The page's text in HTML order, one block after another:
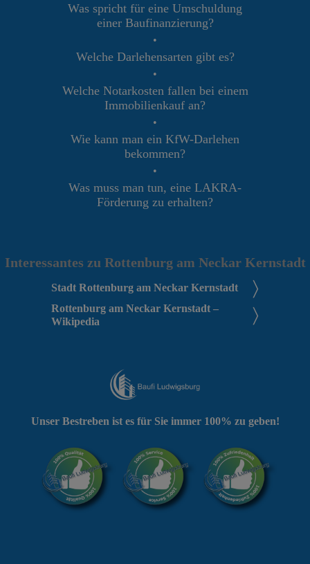
Was spricht für eine Umschuldung
einer Baufinanzierung?
•
Welche Darlehensarten gibt es?
•
Welche Notarkosten fallen bei einem
Immobilienkauf an?
•
Wie kann man ein KfW-Darlehen
bekommen?
•
Was muss man tun, eine LAKRA-
Förderung zu erhalten?
Interessantes zu Rottenburg am Neckar Kernstadt
Stadt Rottenburg am Neckar Kernstadt
Rottenburg am Neckar Kernstadt –
Wikipedia
Unser Bestreben ist es für Sie immer 100% zu geben!